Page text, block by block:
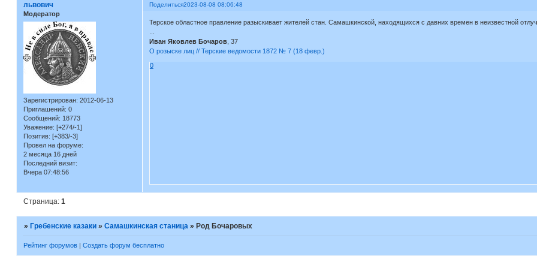
Поделиться2023-08-08 08:06:48
львович
Модератор
Зарегистрирован: 2012-06-13
Приглашений: 0
Сообщений: 18773
Уважение: [+274/-1]
Позитив: [+383/-3]
Провел на форуме:
2 месяца 16 дней
Последний визит:
Вчера 07:48:56
Терское областное правление разыскивает жителей стан. Самашкинской, находящихся с давних времен в неизвестной
Иван Яковлев Бочаров, 37
О розыске лиц // Терские ведомости 1872 № 7 (18 февр.)
0
Страница: 1
» Гребенские казаки » Самашкинская станица » Род Бочаровых
Рейтинг форумов| Создать форум бесплатно